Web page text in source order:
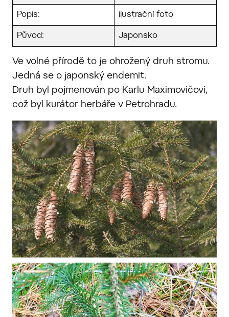
Popis: ilustrační foto
Původ: Japonsko
Ve volné přírodě to je ohrožený druh stromu.
Jedná se o japonský endemit.
Druh byl pojmenován po Karlu Maximovičovi,
což byl kurátor herbáře v Petrohradu.